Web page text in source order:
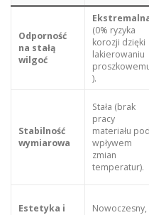
Odporność
na stałą
wilgoć
(0% ryzyka
korozji dzięki
lakierowaniu
).
Stabilność
wymiarowa
Stała (brak
pracy
materiału pod
wpływem
zmian
temperatur).
Estetyka i
Nowoczesny,